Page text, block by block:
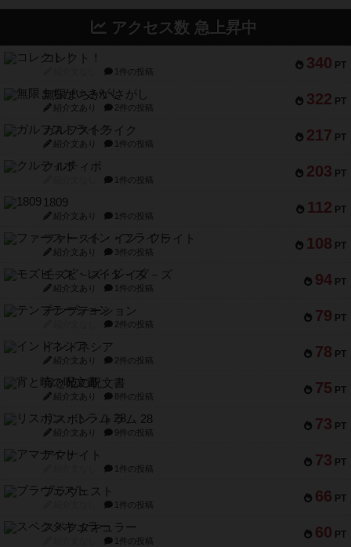
アクセス数 急上昇中
340 PT
コレクト！
1件の投稿
322 PT
無限まちがいさがし
紹介文あり 2件の投稿
217 PT
ガルフストライク
紹介文あり 1件の投稿
203 PT
クルティボ
1件の投稿
112 PT
1809
紹介文あり 1件の投稿
108 PT
ファースト・イン・フライト
紹介文あり 3件の投稿
94 PT
モズビ－ズ・レイダ－ズ
紹介文あり 1件の投稿
79 PT
テンプテーション
2件の投稿
78 PT
インドネシア
紹介文あり 2件の投稿
75 PT
宵と暁の呪文書
紹介文あり 8件の投稿
73 PT
リスボン・トラム 28
紹介文あり 9件の投稿
73 PT
アマナイト
1件の投稿
66 PT
ブラヴェスト
1件の投稿
60 PT
スペクタキュラー
1件の投稿